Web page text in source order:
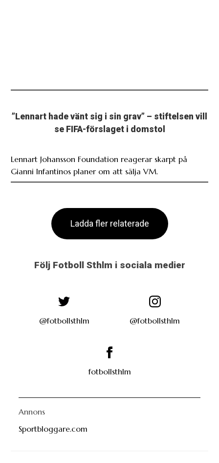
”Lennart hade vänt sig i sin grav” – stiftelsen vill
se FIFA-förslaget i domstol
Lennart Johansson Foundation reagerar skarpt på
Gianni Infantinos planer om att sälja VM.
Ladda fler relaterade
Följ Fotboll Sthlm i sociala medier
@fotbollsthlm @fotbollsthlm
fotbollsthlm
Annons
Sportbloggare.com